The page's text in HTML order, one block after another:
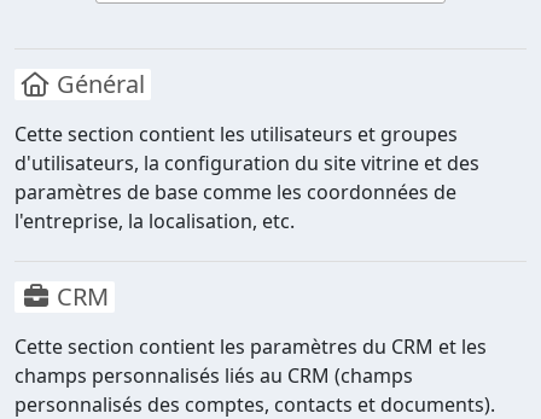
Général
Cette section contient les utilisateurs et groupes
d'utilisateurs, la configuration du site vitrine et des
paramètres de base comme les coordonnées de
l'entreprise, la localisation, etc.
CRM
Cette section contient les paramètres du CRM et les
champs personnalisés liés au CRM (champs
personnalisés des comptes, contacts et documents).